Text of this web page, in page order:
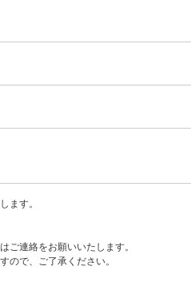
ます。
ご連絡をお願いいたします。
ので、ご了承ください。